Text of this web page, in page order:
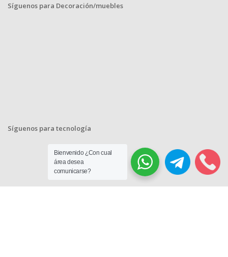
Síguenos para Decoración/muebles
Síguenos para tecnología
Bienvenido ¿Con cual
área desea
comunicarse?